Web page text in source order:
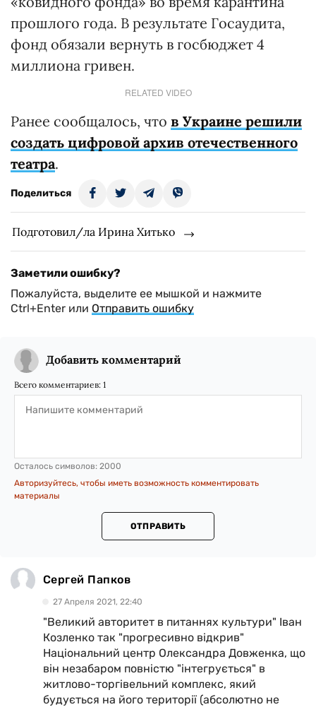
прошлого года. В результате Госаудита,
фонд обязали вернуть в госбюджет 4
миллиона гривен.
RELATED VIDEO
Ранее сообщалось, что в Украине решили
создать цифровой архив отечественного
театра.
Поделиться
Подготовил/ла Ирина Хитько
Заметили ошибку?
Пожалуйста, выделите ее мышкой и нажмите
Ctrl+Enter или Отправить ошибку
Добавить комментарий
Всего комментариев: 1
Осталось символов: 2000
Авторизуйтесь, чтобы иметь возможность комментировать
материалы
ОТПРАВИТЬ
Сергей Папков
27 Апреля 2021, 22:40
"Великий авторитет в питаннях культури" Іван
Козленко так "прогресивно відкрив"
Національний центр Олександра Довженка, що
він незабаром повністю "інтегрується" в
житлово-торгівельний комплекс, який
будується на його території (абсолютно не